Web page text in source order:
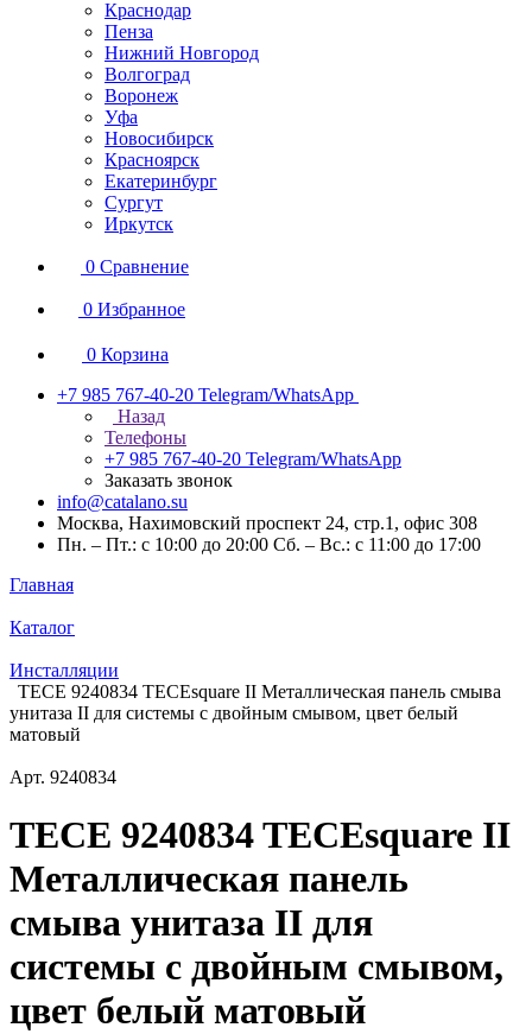
Краснодар
Пенза
Нижний Новгород
Волгоград
Воронеж
Уфа
Новосибирск
Красноярск
Екатеринбург
Сургут
Иркутск
0 Сравнение
0 Избранное
0 Корзина
+7 985 767-40-20 Telegram/WhatsApp
Назад
Телефоны
+7 985 767-40-20 Telegram/WhatsApp
Заказать звонок
info@catalano.su
Москва, Нахимовский проспект 24, стр.1, офис 308
Пн. – Пт.: с 10:00 до 20:00 Сб. – Вс.: с 11:00 до 17:00
Главная
Каталог
Инсталляции
TECE 9240834 TECEsquare II Металлическая панель смыва
унитаза II для системы с двойным смывом, цвет белый
матовый
Арт. 9240834
TECE 9240834 TECEsquare II
Металлическая панель
смыва унитаза II для
системы с двойным смывом,
цвет белый матовый